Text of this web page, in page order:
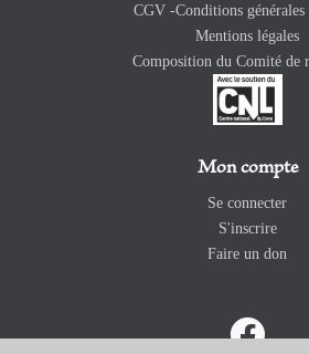
CGV -Conditions générales
Mentions légales
Composition du Comité de
Mon compte
Se connecter
S'inscrire
Faire un don